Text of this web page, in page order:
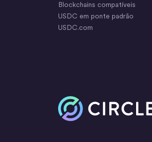
Início
Blockchains compatíveis
USDC em ponte padrão
USDC.com